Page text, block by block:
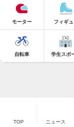
モーター フィギ
自転車 学生スポ
TOP ニュース